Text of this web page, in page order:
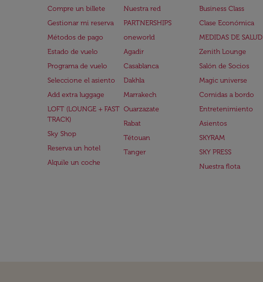
Compre un billete
Gestionar mi reserva
Métodos de pago
Estado de vuelo
Programa de vuelo
Seleccione el asiento
Add extra luggage
LOFT (LOUNGE + FAST
TRACK)
Sky Shop
Reserva un hotel
Alquile un coche
Nuestra red
PARTNERSHIPS
oneworld
Agadir
Casablanca
Dakhla
Marrakech
Ouarzazate
Rabat
Tétouan
Tanger
Business Class
Clase Económica
MEDIDAS DE SALUD
Zenith Lounge
Salón de Socios
Magic universe
Comidas a bordo
Entretenimiento
Asientos
SKYRAM
SKY PRESS
Nuestra flota